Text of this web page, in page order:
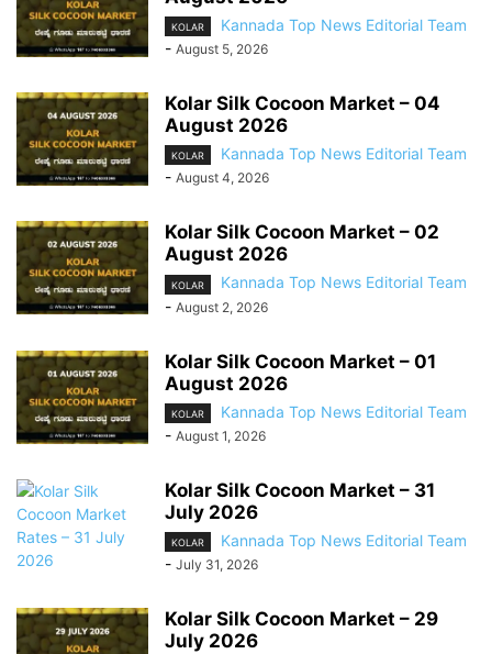
KOLAR
Kannada Top News Editorial Team
- August 5, 2026
Kolar Silk Cocoon Market – 04
August 2026
KOLAR
Kannada Top News Editorial Team
- August 4, 2026
Kolar Silk Cocoon Market – 02
August 2026
KOLAR
Kannada Top News Editorial Team
- August 2, 2026
Kolar Silk Cocoon Market – 01
August 2026
KOLAR
Kannada Top News Editorial Team
- August 1, 2026
Kolar Silk Cocoon Market – 31
July 2026
KOLAR
Kannada Top News Editorial Team
- July 31, 2026
Kolar Silk Cocoon Market – 29
July 2026